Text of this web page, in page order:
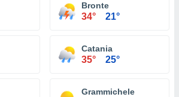
Bronte
34° 21°
Catania
35° 25°
Grammichele